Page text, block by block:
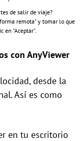
de salir de viaje?
remota" y tomar lo que
en "Aceptar".
con AnyViewer
desde la
Así es como
en tu escritorio